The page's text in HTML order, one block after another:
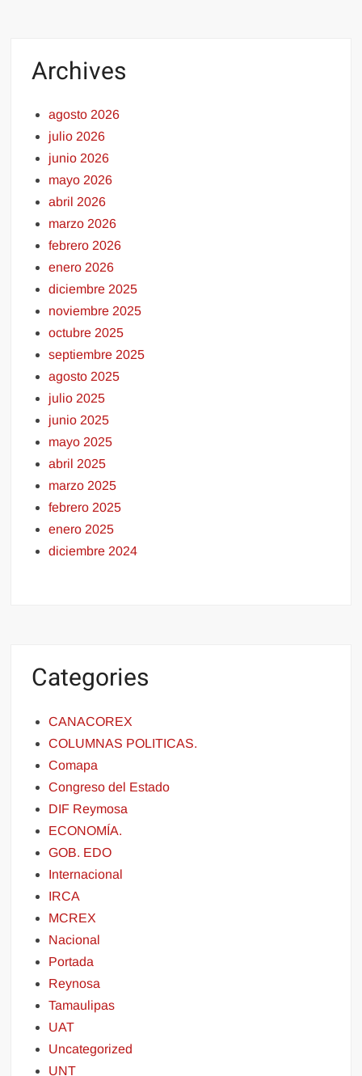
Archives
agosto 2026
julio 2026
junio 2026
mayo 2026
abril 2026
marzo 2026
febrero 2026
enero 2026
diciembre 2025
noviembre 2025
octubre 2025
septiembre 2025
agosto 2025
julio 2025
junio 2025
mayo 2025
abril 2025
marzo 2025
febrero 2025
enero 2025
diciembre 2024
Categories
CANACOREX
COLUMNAS POLITICAS.
Comapa
Congreso del Estado
DIF Reymosa
ECONOMÍA.
GOB. EDO
Internacional
IRCA
MCREX
Nacional
Portada
Reynosa
Tamaulipas
UAT
Uncategorized
UNT